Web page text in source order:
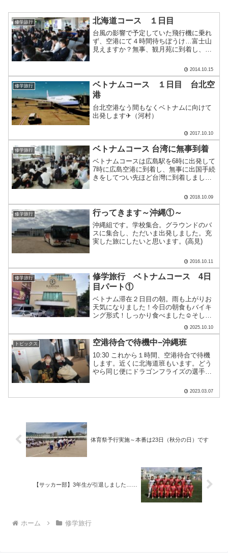
修学旅行 北海道コース １日目
台風の影響で予定していた飛行機に乗れ
ず、空港にて４時間待ちぼうけ…富士山
見えますか？無事、観月苑に到着し、念
2014.10.15
修学旅行
ベトナムコース １日目 台北空
港
台北空港なう間もなくベトナムに向けて
出発します✈（河村）
2017.10.10
修学旅行 ベトナムコース 台湾に無事到着
ベトナムコースは広島駅を6時に出発して
7時に広島空港に到着し、無事に出国手続
きをしてつい先ほど台灣に到着しまし
広島空港では眠そうな様子でしたが飛行
朝の4時に起きてここに.....
2018.10.09
修学旅行 行ってきます～沖縄①～
沖縄組です。学校集合。グラウンドのバ
スに集合し、ただいま出発しました。充
実した旅にしたいと思います。(高見)
2016.10.11
修学旅行
修学旅行 ベトナムコース 4日
目パート①
ベトナム滞在２日目の朝。雨も上がりお
天気になりました！今日の朝食もバイキ
ング形式！しっかり食べました☺️そして
今日の夜はマリーキュリーの生徒宅🏠に
泊まるためスーツケースを持って出発で
す✨朝は、兵庫県に本社を持つ段ボール
製造会社「セッツカート.....
2025.10.10
トピックス 空港待合で待機中−沖縄班
10:30 これから１時間、空港待合で待機
します。近くに北海道班もいます。どう
やら同じ便にドラゴンフライズの選手が
2023.03.07
体育祭予行実施～本番は23日（秋分の日）です
【サッカー部】3年生が引退しました……
ホーム 修学旅行